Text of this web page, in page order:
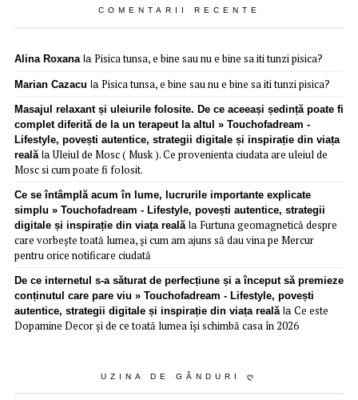
COMENTARII RECENTE
Alina Roxanala Pisica tunsa, e bine sau nu e bine sa iti tunzi pisica?
Marian Cazacu la Pisica tunsa, e bine sau nu e bine sa iti tunzi pisica?
Masajul relaxant și uleiurile folosite. De ce aceeași ședință poate fi
complet diferită de la un terapeut la altul » Touchofadream -
Lifestyle, povești autentice, strategii digitale și inspirație din viața
realălaUleiul de Mosc ( Musk ). Ce provenienta ciudata are uleiul de
Mosc si cum poate fi folosit.
Ce se întâmplă acum în lume, lucrurile importante explicate
simplu » Touchofadream - Lifestyle, povești autentice, strategii
digitale și inspirație din viața realăla Furtuna geomagnetică despre
care vorbește toată lumea, și cum am ajuns să dau vina pe Mercur
pentru orice notificare ciudată
De ce internetul s-a săturat de perfecțiune și a început să premieze
conținutul care pare viu » Touchofadream - Lifestyle, povești
autentice, strategii digitale și inspirație din viața realăla Ce este
Dopamine Decor și de ce toată lumea își schimbă casa în 2026
UZINA DE GÂNDURI Ღ